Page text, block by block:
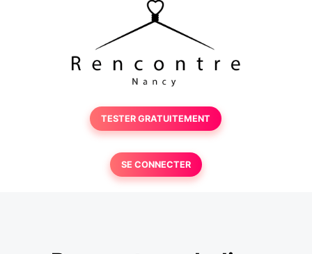
TESTER GRATUITEMENT
SE CONNECTER